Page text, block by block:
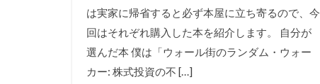
は実家に帰省すると必ず本屋に立ち寄るので、今
回はそれぞれ購入した本を紹介します。 自分が
選んだ本 僕は「ウォール街のランダム・ウォー
カー: 株式投資の不 […]